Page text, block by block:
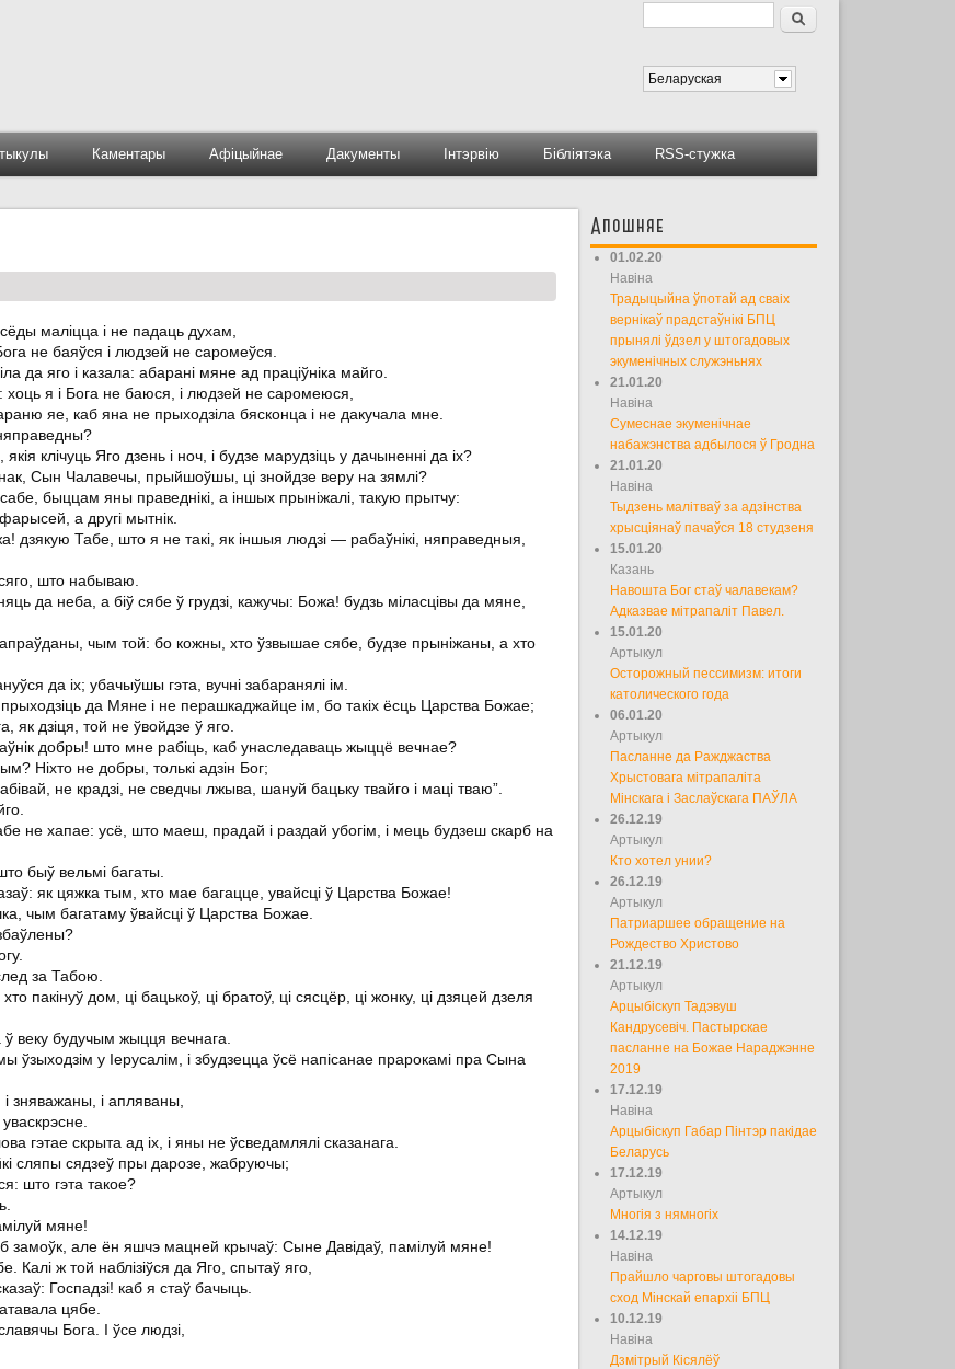
Форма пошуку
Пошук
Беларуская
Каментары Афіцыйнае Дакументы Інтэрвію Бібліятэка RSS-стужка
маліцца і не падаць духам,
не баяўся і людзей не саромеўся.
да яго і казала: абарані мяне ад праціўніка майго.
я і Бога не баюся, і людзей не саромеюся,
яе, каб яна не прыходзіла бясконца і не дакучала мне.
клічуць Яго дзень і ноч, і будзе марудзіць у дачыненні да іх?
Сын Чалавечы, прыйшоўшы, ці знойдзе веру на зямлі?
быццам яны праведнікі, а іншых прыніжалі, такую прытчу:
а другі мытнік.
Табе, што я не такі, як іншыя людзі — рабаўнікі, няправедныя,
што набываю.
да неба, а біў сябе ў грудзі, кажучы: Божа! будзь міласцівы да мяне,
чым той: бо кожны, хто ўзвышае сябе, будзе прыніжаны, а хто
да іх; убачыўшы гэта, вучні забаранялі ім.
прыходзіць да Мяне і не перашкаджайце ім, бо такіх ёсць Царства Божае;
дзіця, той не ўвойдзе ў яго.
добры! што мне рабіць, каб унаследаваць жыццё вечнае?
Ніхто не добры, толькі адзін Бог;
не крадзі, не сведчы лжыва, шануй бацьку твайго і маці тваю”.
не хапае: усё, што маеш, прадай і раздай убогім, і мець будзеш скарб на
быў вельмі багаты.
як цяжка тым, хто мае багацце, увайсці ў Царства Божае!
чым багатаму ўвайсці ў Царства Божае.
за Табою.
пакінуў дом, ці бацькоў, ці братоў, ці сясцёр, ці жонку, ці дзяцей дзеля
веку будучым жыцця вечнага.
ўзыходзім у Іерусалім, і збудзецца ўсё напісанае прарокамі пра Сына
зняважаны, і апляваны,
гэтае скрыта ад іх, і яны не ўсведамлялі сказанага.
сляпы сядзеў пры дарозе, жабруючы;
што гэта такое?
мяне!
замоўк, але ён яшчэ мацней крычаў: Сыне Давідаў, памілуй мяне!
Калі ж той наблізіўся да Яго, спытаў яго,
Госпадзі! каб я стаў бачыць.
цябе.
Бога. І ўсе людзі,
Апошняе
01.02.20
Навіна
Традыцыйна ўпотай ад сваіх
вернікаў прадстаўнікі БПЦ
прынялі ўдзел у штогадовых
экуменічных служэньнях
21.01.20
Навіна
Сумеснае экуменічнае
набажэнства адбылося ў Гродна
21.01.20
Навіна
Тыдзень малітваў за адзінства
хрысціянаў пачаўся 18 студзеня
15.01.20
Казань
Навошта Бог стаў чалавекам?
Адказвае мітрапаліт Павел.
15.01.20
Артыкул
Осторожный пессимизм: итоги
католического года
06.01.20
Артыкул
Пасланне да Ражджаства
Хрыстовага мітрапаліта
Мінскага і Заслаўскага ПАЎЛА
26.12.19
Артыкул
Кто хотел унии?
26.12.19
Артыкул
Патриаршее обращение на
Рождество Христово
21.12.19
Артыкул
Арцыбіскуп Тадэвуш
Кандрусевіч. Пастырскае
пасланне на Божае Нараджэнне
2019
17.12.19
Навіна
Арцыбіскуп Габар Пінтэр пакідае
Беларусь
17.12.19
Артыкул
Многія з нямногіх
14.12.19
Навіна
Прайшло чарговы штогадовы
сход Мінскай епархіі БПЦ
10.12.19
Навіна
Дзмітрый Кісялёў